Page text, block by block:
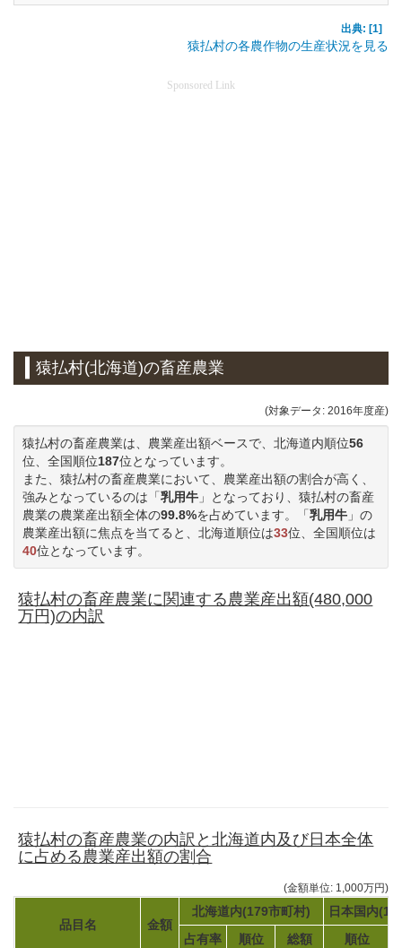
出典: [1]
猿払村の各農作物の生産状況を見る
Sponsored Link
猿払村(北海道)の畜産農業
(対象データ: 2016年度産)
猿払村の畜産農業は、農業産出額ベースで、北海道内順位56
位、全国順位187位となっています。
また、猿払村の畜産農業において、農業産出額の割合が高く、
強みとなっているのは「乳用牛 」となっており、猿払村の畜産
農業の農業産出額全体の99.8%を占めています。「乳用牛 」の
農業産出額に焦点を当てると、北海道順位は33位、全国順位は
40位となっています。
猿払村の畜産農業に関連する農業産出額(480,000
万円)の内訳
猿払村の畜産農業の内訳と北海道内及び日本全体
に占める農業産出額の割合
(金額単位: 1,000万円)
品目名 金額
北海道内(179市町村)
日本国内
占有率
順位 総額
順位